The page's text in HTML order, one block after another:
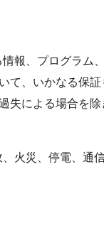
報、プログラム
、いかなる保
による場合を
火災、停電、通